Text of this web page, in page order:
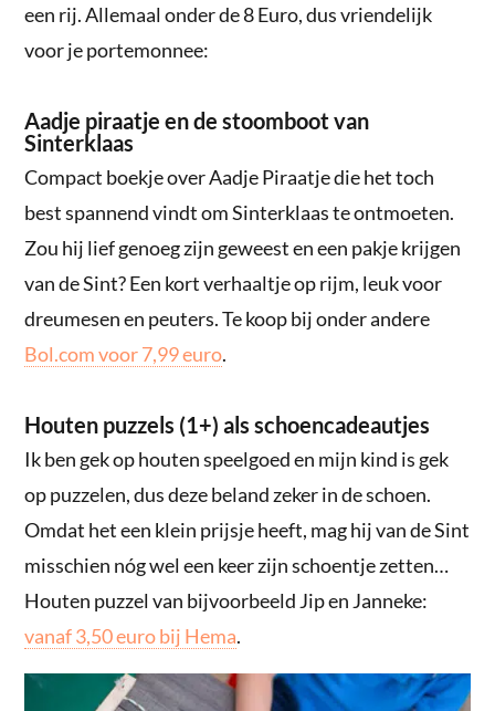
een rij. Allemaal onder de 8 Euro, dus vriendelijk
voor je portemonnee:
Aadje piraatje en de stoomboot van
Sinterklaas
Compact boekje over Aadje Piraatje die het toch
best spannend vindt om Sinterklaas te ontmoeten.
Zou hij lief genoeg zijn geweest en een pakje krijgen
van de Sint? Een kort verhaaltje op rijm, leuk voor
dreumesen en peuters. Te koop bij onder andere
Bol.com voor 7,99 euro.
Houten puzzels (1+) als schoencadeautjes
Ik ben gek op houten speelgoed en mijn kind is gek
op puzzelen, dus deze beland zeker in de schoen.
Omdat het een klein prijsje heeft, mag hij van de Sint
misschien nóg wel een keer zijn schoentje zetten…
Houten puzzel van bijvoorbeeld Jip en Janneke:
vanaf 3,50 euro bij Hema.